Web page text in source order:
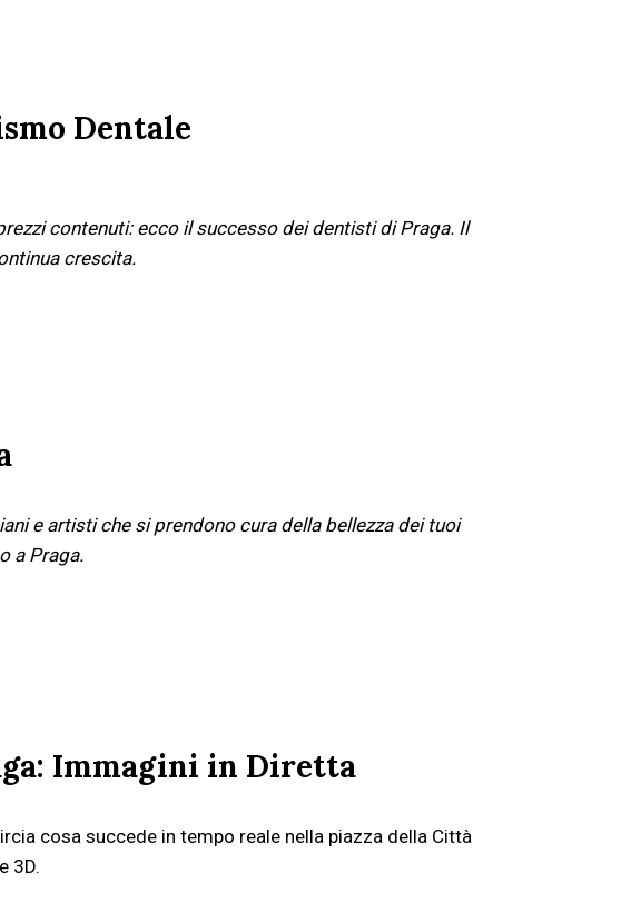
Dentale
contenuti: ecco il successo dei dentisti di Praga. Il
crescita.
e artisti che si prendono cura della bellezza dei tuoi
a Praga.
Immagini in Diretta
cosa succede in tempo reale nella piazza della Città
3D.